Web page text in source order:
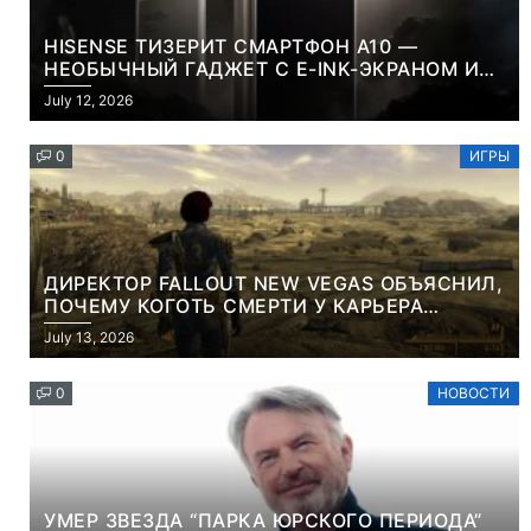
HISENSE ТИЗЕРИТ СМАРТФОН A10 —
НЕОБЫЧНЫЙ ГАДЖЕТ С E-INK-ЭКРАНОМ И
СЪЕМНОЙ LCD-ПАНЕЛЬЮ ДЛЯ ЦВЕТНОГО
КОНТЕНТА И СОЦСЕТЕЙ
July 12, 2026
0 ИГРЫ
ДИРЕКТОР FALLOUT NEW VEGAS ОБЪЯСНИЛ,
ПОЧЕМУ КОГОТЬ СМЕРТИ У КАРЬЕРА
НАМЕРЕННО СНОСИТ ВАМ ГОЛОВУ
July 13, 2026
0 НОВОСТИ
УМЕР ЗВЕЗДА “ПАРКА ЮРСКОГО ПЕРИОДА”